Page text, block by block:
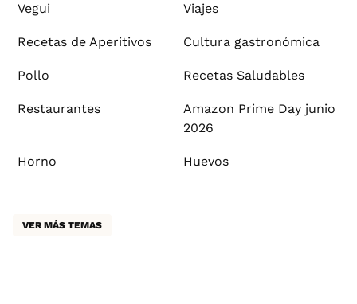
Vegui Viajes
Recetas de Aperitivos Cultura gastronómica
Pollo Recetas Saludables
Restaurantes
Amazon Prime Day junio
2026
Horno Huevos
VER MÁS TEMAS